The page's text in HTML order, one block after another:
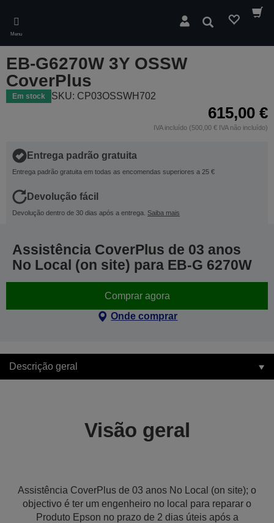
main
content
Menu
Pesquisar
EB-G6270W 3Y OSSW
CoverPlus
Em stock SKU: CP03OSSWH702
615,00 €
IVA incluído (500,00 € IVA não incluído)
Entrega padrão gratuita
Entrega padrão gratuita em todas as encomendas superiores a 25 €
Devolução fácil
Devolução dentro de 30 dias após a entrega. Saiba mais
Assistência CoverPlus de 03 anos
No Local (on site) para EB-G 6270W
Comprar agora
Onde comprar
Descrição geral
Visão geral
Assistência CoverPlus de 03 anos No Local (on site); o
objectivo é ter um engenheiro no local para reparar o
Produto Epson no prazo de 2 dias úteis após a